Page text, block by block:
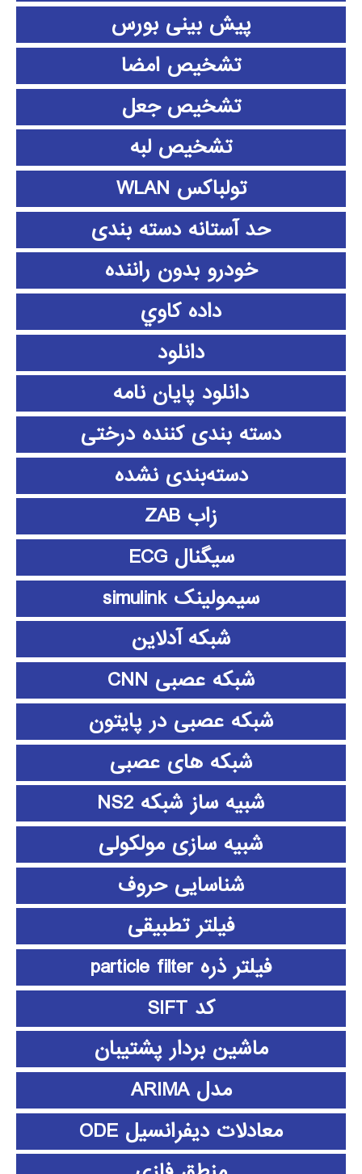
پیش بینی بورس
تشخیص امضا
تشخیص جعل
تشخیص لبه
تولباکس WLAN
حد آستانه دسته بندی
خودرو بدون راننده
داده كاوي
دانلود
دانلود پايان نامه
دسته بندی کننده درختی
دسته‌بندی نشده
زاب ZAB
سیگنال ECG
سیمولینک simulink
شبکه آدلاین
شبکه عصبی CNN
شبکه عصبی در پایتون
شبکه های عصبی
شبیه ساز شبکه NS2
شبیه سازی مولکولی
شناسایی حروف
فیلتر تطبیقی
فیلتر ذره particle filter
کد SIFT
ماشین بردار پشتیبان
مدل ARIMA
معادلات دیفرانسیل ODE